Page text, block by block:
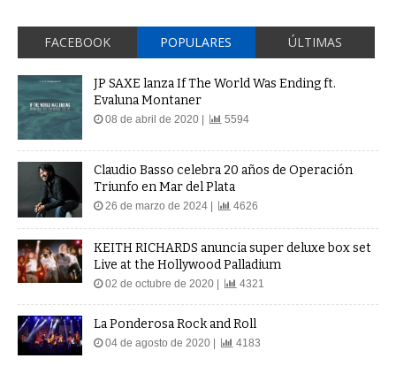
FACEBOOK POPULARES ÚLTIMAS
JP SAXE lanza If The World Was Ending ft.
Evaluna Montaner
08 de abril de 2020 | 5594
Claudio Basso celebra 20 años de Operación
Triunfo en Mar del Plata
26 de marzo de 2024 | 4626
KEITH RICHARDS anuncia super deluxe box set
Live at the Hollywood Palladium
02 de octubre de 2020 | 4321
La Ponderosa Rock and Roll
04 de agosto de 2020 | 4183